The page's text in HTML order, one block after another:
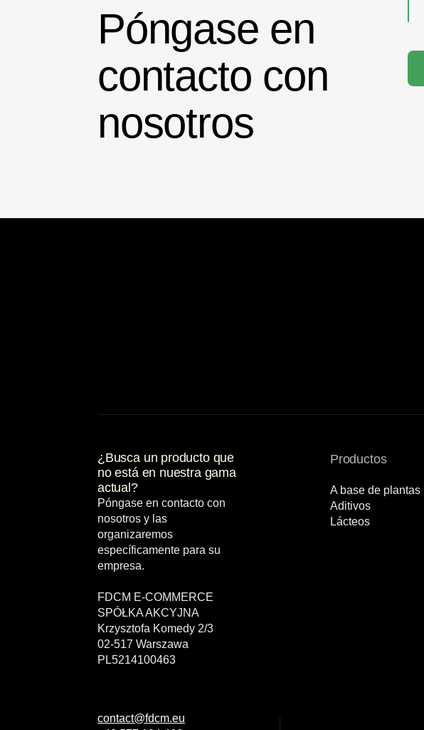
Póngase en
contacto con
nosotros
¿Busca un producto que
no está en nuestra gama
actual?
Póngase en contacto con
nosotros y las
organizaremos
específicamente para su
empresa.
FDCM E-COMMERCE
SPÓŁKA AKCYJNA
Krzysztofa Komedy 2/3
02-517 Warszawa
PL5214100463
contact@fdcm.eu
Productos
A base de plantas
Aditivos
Lácteos